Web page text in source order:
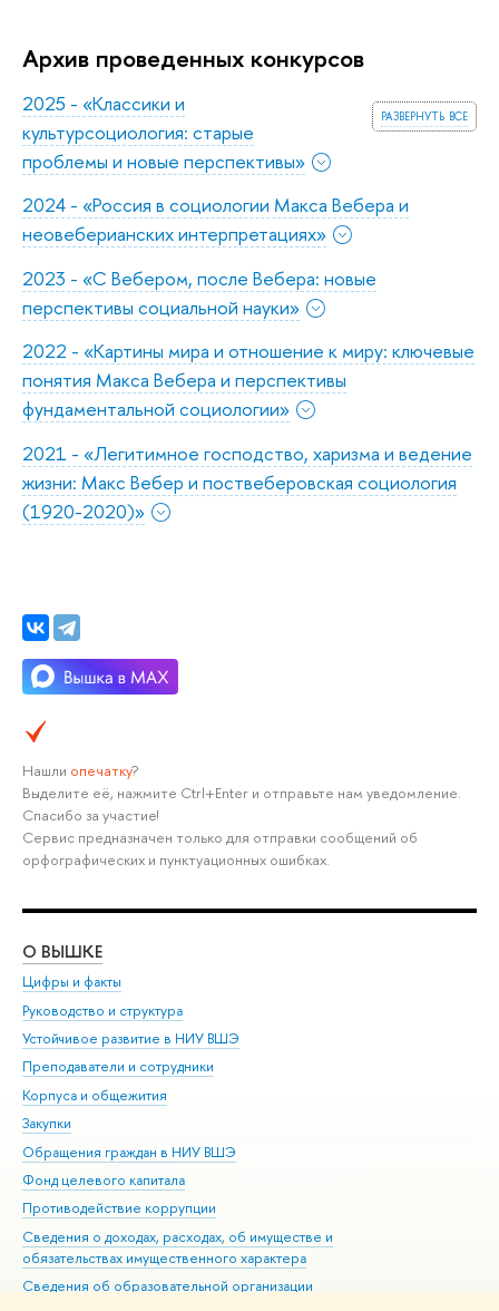
Архив проведенных конкурсов
развернуть все
2025 - «Классики и
культурсоциология: старые
проблемы и новые перспективы»
2024 - «Россия в социологии Макса Вебера и
неовеберианских интерпретациях»
2023 - «С Вебером, после Вебера: новые
перспективы социальной науки»
2022 - «Картины мира и отношение к миру: ключевые
понятия Макса Вебера и перспективы
фундаментальной социологии»
2021 - «Легитимное господство, харизма и ведение
жизни: Макс Вебер и поствеберовская социология
(1920-2020)»
Нашли опечатку?
Выделите её, нажмите Ctrl+Enter и отправьте нам уведомление.
Спасибо за участие!
Сервис предназначен только для отправки сообщений об
орфографических и пунктуационных ошибках.
О ВЫШКЕ
Цифры и факты
Руководство и структура
Устойчивое развитие в НИУ ВШЭ
Преподаватели и сотрудники
Корпуса и общежития
Закупки
Обращения граждан в НИУ ВШЭ
Фонд целевого капитала
Противодействие коррупции
Сведения о доходах, расходах, об имуществе и
обязательствах имущественного характера
Сведения об образовательной организации